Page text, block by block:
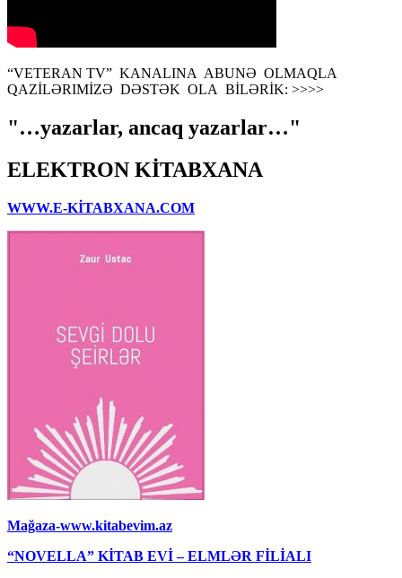
“VETERAN TV” KANALINA ABUNƏ OLMAQLA
QAZİLƏRIMİZƏ DƏSTƏK OLA BİLƏRİK: >>>>
"…yazarlar, ancaq yazarlar…"
ELEKTRON KİTABXANA
WWW.E-KİTABXANA.COM
Mağaza-www.kitabevim.az
“NOVELLA” KİTAB EVİ – ELMLƏR FİLİALI